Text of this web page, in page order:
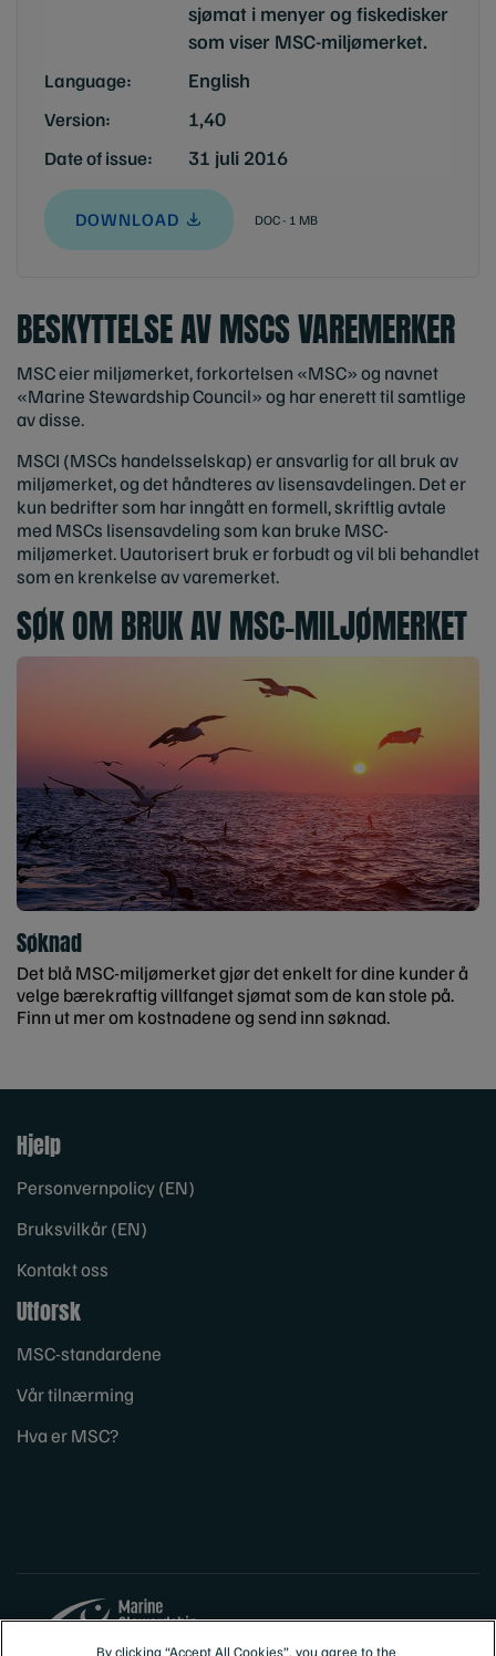
sjømat i menyer og fiskedisker
som viser MSC-miljømerket.
Language: English
Version: 1,40
Date of issue: 31 juli 2016
DOWNLOAD DOC - 1 MB
BESKYTTELSE AV MSCS VAREMERKER
MSC eier miljømerket, forkortelsen «MSC» og navnet
«Marine Stewardship Council» og har enerett til samtlige
av disse.
MSCI (MSCs handelsselskap) er ansvarlig for all bruk av
miljømerket, og det håndteres av lisensavdelingen. Det er
kun bedrifter som har inngått en formell, skriftlig avtale
med MSCs lisensavdeling som kan bruke MSC-
miljømerket. Uautorisert bruk er forbudt og vil bli behandlet
som en krenkelse av varemerket.
SØK OM BRUK AV MSC-MILJØMERKET
Søknad
Det blå MSC-miljømerket gjør det enkelt for dine kunder å
velge bærekraftig villfanget sjømat som de kan stole på.
Finn ut mer om kostnadene og send inn søknad.
Hjelp
Personvernpolicy (EN)
Bruksvilkår (EN)
Kontakt oss
Utforsk
MSC-standardene
Vår tilnærming
Hva er MSC?
By clicking “Accept All Cookies”, you agree to the